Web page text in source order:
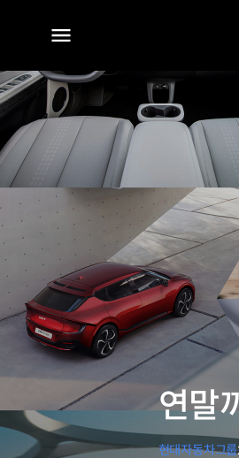
전체
메뉴
연말
현대자동차그룹